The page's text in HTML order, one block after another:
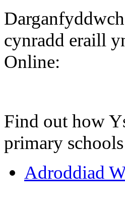
cynradd eraill
Online:
Find out how
primary
Adroddiad